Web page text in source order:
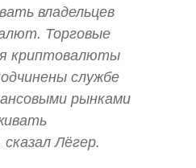
владельцев
Торговые
криптовалюты
службе
рынками
Лёгер.